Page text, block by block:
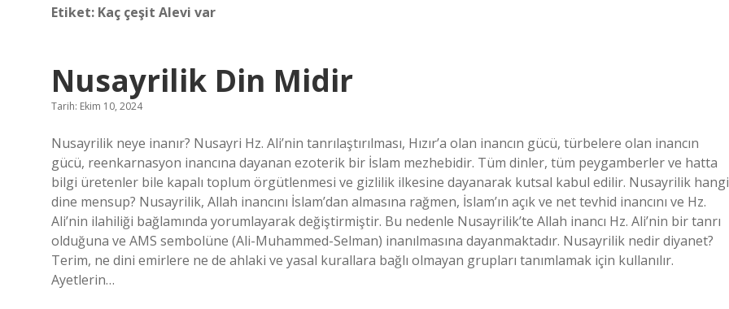
Etiket: Kaç çeşit Alevi var
Nusayrilik Din Midir
Tarih: Ekim 10, 2024
Nusayrilik neye inanır? Nusayri Hz. Ali’nin tanrılaştırılması, Hızır’a olan inancın gücü, türbelere olan inancın
gücü, reenkarnasyon inancına dayanan ezoterik bir İslam mezhebidir. Tüm dinler, tüm peygamberler ve hatta
bilgi üretenler bile kapalı toplum örgütlenmesi ve gizlilik ilkesine dayanarak kutsal kabul edilir. Nusayrilik hangi
dine mensup? Nusayrilik, Allah inancını İslam’dan almasına rağmen, İslam’ın açık ve net tevhid inancını ve Hz.
Ali’nin ilahiliği bağlamında yorumlayarak değiştirmiştir. Bu nedenle Nusayrilik’te Allah inancı Hz. Ali’nin bir tanrı
olduğuna ve AMS sembolüne (Ali-Muhammed-Selman) inanılmasına dayanmaktadır. Nusayrilik nedir diyanet?
Terim, ne dini emirlere ne de ahlaki ve yasal kurallara bağlı olmayan grupları tanımlamak için kullanılır.
Ayetlerin…